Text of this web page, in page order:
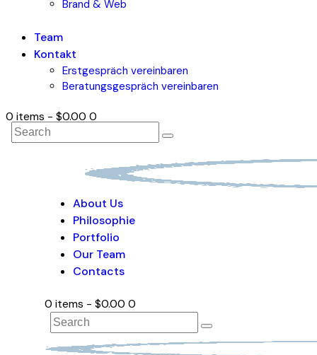
Brand & Web
Team
Kontakt
Erstgespräch vereinbaren
Beratungsgespräch vereinbaren
0 items - $0.00 0
About Us
Philosophie
Portfolio
Our Team
Contacts
0 items - $0.00 0